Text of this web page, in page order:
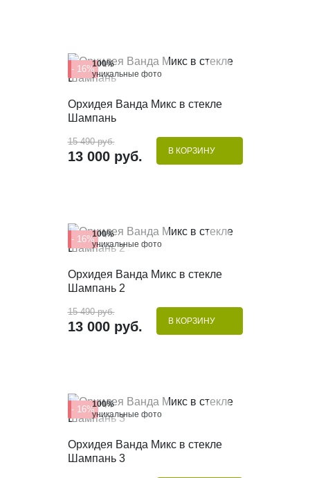
- 16%100%
уникальные фото
КУПИТЬ В 1 КЛИК
Орхидея Ванда Микс в стекле
Шампань
15 490 руб.
13 000 руб. В КОРЗИНУ
- 16%100%
уникальные фото
КУПИТЬ В 1 КЛИК
Орхидея Ванда Микс в стекле
Шампань 2
15 490 руб.
13 000 руб. В КОРЗИНУ
- 16%100%
уникальные фото
КУПИТЬ В 1 КЛИК
Орхидея Ванда Микс в стекле
Шампань 3